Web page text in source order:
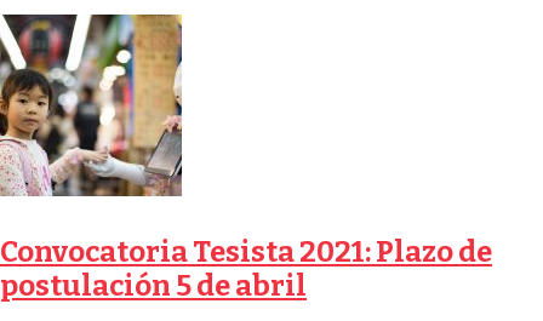
Convocatoria Tesista 2021: Plazo de
postulación 5 de abril